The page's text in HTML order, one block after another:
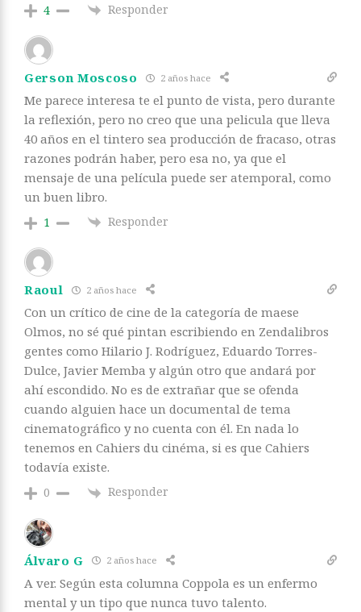
4 Responder
Gerson Moscoso 2 años hace
Me parece interesa te el punto de vista, pero durante
la reflexión, pero no creo que una pelicula que lleva
40 años en el tintero sea producción de fracaso, otras
razones podrán haber, pero esa no, ya que el
mensaje de una película puede ser atemporal, como
un buen libro.
1 Responder
Raoul 2 años hace
Con un crítico de cine de la categoría de maese
Olmos, no sé qué pintan escribiendo en Zendalibros
gentes como Hilario J. Rodríguez, Eduardo Torres-
Dulce, Javier Memba y algún otro que andará por
ahí escondido. No es de extrañar que se ofenda
cuando alguien hace un documental de tema
cinematográfico y no cuenta con él. En nada lo
tenemos en Cahiers du cinéma, si es que Cahiers
todavía existe.
0 Responder
Álvaro G 2 años hace
A ver. Según esta columna Coppola es un enfermo
mental y un tipo que nunca tuvo talento.